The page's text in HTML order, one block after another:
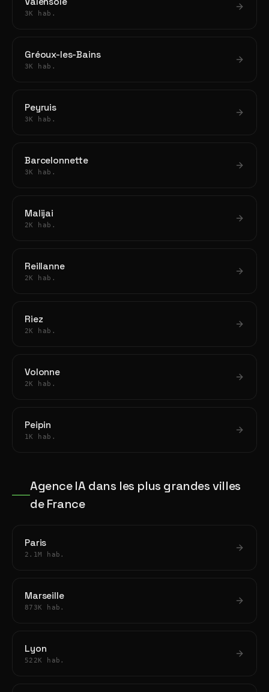
3K hab.
Gréoux-les-Bains
3K hab.
Peyruis
3K hab.
Barcelonnette
3K hab.
Malijai
2K hab.
Reillanne
2K hab.
Riez
2K hab.
Volonne
2K hab.
Peipin
1K hab.
Agence IA dans les plus grandes villes
de France
Paris
2.1M hab.
Marseille
873K hab.
Lyon
522K hab.